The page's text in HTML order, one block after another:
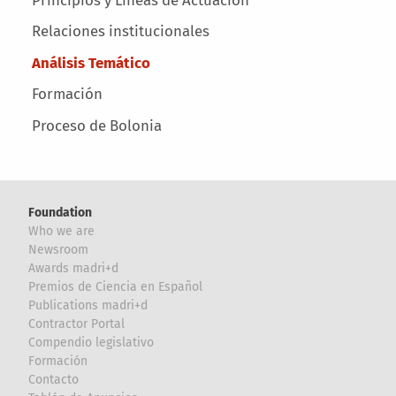
Relaciones institucionales
Análisis Temático
Formación
Proceso de Bolonia
Foundation
Who we are
Newsroom
Awards madri+d
Premios de Ciencia en Español
Publications madri+d
Contractor Portal
Compendio legislativo
Formación
Contacto